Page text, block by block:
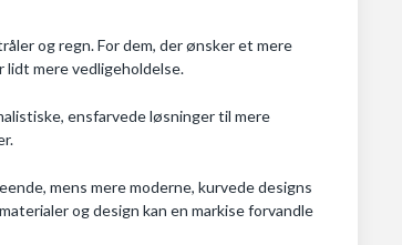
og regn. For dem, der ønsker et mere
lidt mere vedligeholdelse.
ensfarvede løsninger til mere
mens mere moderne, kurvede designs
og design kan en markise forvandle